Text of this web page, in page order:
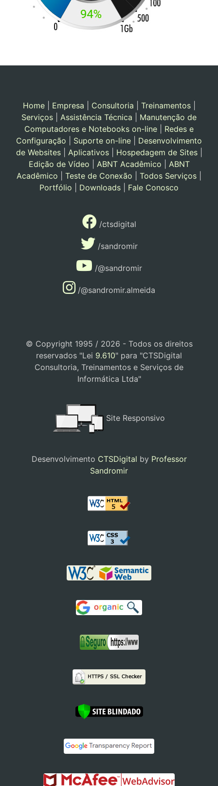
Home| Empresa Consultoria Treinamentos|
Serviços
Assistência Técnica
Manutenção de
Computadores e Notebooks on-line
Redes e
Configuração
Suporte on-line
Desenvolvimento
de Websites| Aplicativos| Hospedagem de Sites|
Edição de Vídeo
ABNT Acadêmico
ABNT
Acadêmico
Teste de Conexão Todos Serviços
Portfólio
Downloads Fale Conosco
/ctsdigital
/sandromir
/@sandromir
/@sandromir.almeida
© Copyright 1995 / 2026 - Todos os direitos
reservados "Lei 9.610" para "CTSDigital
Consultoria, Treinamentos e Serviços de
Informática Ltda"
Site Responsivo
Desenvolvimento CTSDigital by Professor
Sandromir